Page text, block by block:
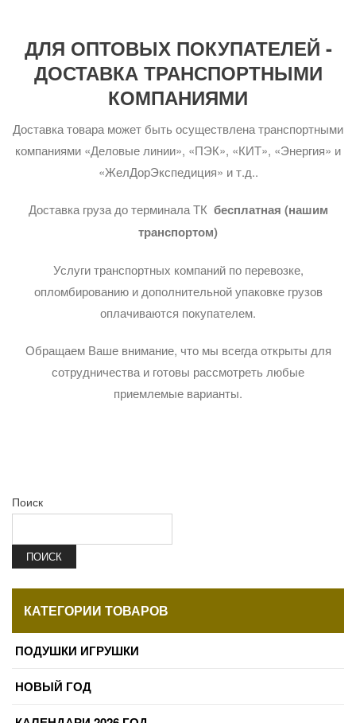
ДЛЯ ОПТОВЫХ ПОКУПАТЕЛЕЙ -
ДОСТАВКА ТРАНСПОРТНЫМИ
КОМПАНИЯМИ
Доставка товара может быть осуществлена транспортными
компаниями «Деловые линии», «ПЭК», «КИТ», «Энергия» и
«ЖелДорЭкспедиция» и т.д..
Доставка груза до терминала ТК бесплатная (нашим
транспортом)
Услуги транспортных компаний по перевозке,
опломбированию и дополнительной упаковке грузов
оплачиваются покупателем.
Обращаем Ваше внимание, что мы всегда открыты для
сотрудничества и готовы рассмотреть любые
приемлемые варианты.
Поиск
ПОИСК
КАТЕГОРИИ ТОВАРОВ
ПОДУШКИ ИГРУШКИ
НОВЫЙ ГОД